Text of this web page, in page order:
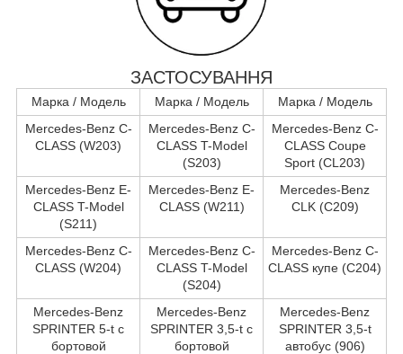
ЗАСТОСУВАННЯ
Марка / Модель Марка / Модель
Марка / Модель
Mercedes-Benz C-
CLASS (W203)
Mercedes-Benz C-
CLASS T-Model
(S203)
Mercedes-Benz C-
CLASS Coupe
Sport (CL203)
Mercedes-Benz E-
CLASS T-Model
(S211)
Mercedes-Benz E-
CLASS (W211)
Mercedes-Benz
CLK (C209)
Mercedes-Benz C-
CLASS (W204)
Mercedes-Benz C-
CLASS T-Model
(S204)
Mercedes-Benz C-
CLASS купе (C204)
Mercedes-Benz
SPRINTER 5-t c
бортовой
Mercedes-Benz
SPRINTER 3,5-t c
бортовой
Mercedes-Benz
SPRINTER 3,5-t
автобус (906)